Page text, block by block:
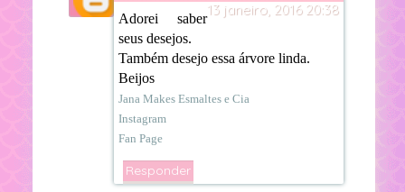
13 janeiro, 2016 20:38
Adorei saber
seus desejos.
Também desejo essa árvore linda.
Beijos
Jana Makes Esmaltes e Cia
Instagram
Fan Page
Responder